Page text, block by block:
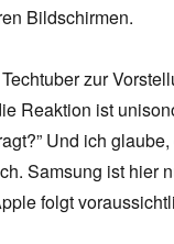
Bildschirmen.
zur
Reaktion ist
Und ich
Samsung ist hier
folgt